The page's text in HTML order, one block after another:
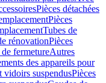
Pièces détachées
Pièces
Tubes de
rénovationPièces
fermetureAutres
des appareils pour
suspendusPièces